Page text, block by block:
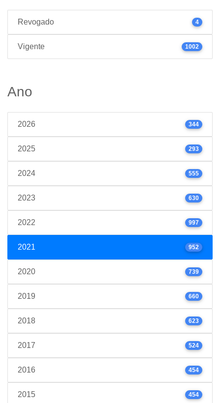
Revogado 4
Vigente 1002
Ano
2026 344
2025 293
2024 555
2023 630
2022 997
2021 952
2020 739
2019 660
2018 623
2017 524
2016 454
2015 454